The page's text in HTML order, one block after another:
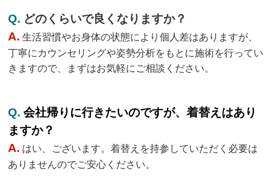
Q. どのくらいで良くなりますか？
A. 生活習慣やお身体の状態により個人差はありますが、
丁寧にカウンセリングや姿勢分析をもとに施術を行ってい
きますので、まずはお気軽にご相談ください。
Q.会社帰りに行きたいのですが、着替えはあり
ますか？
A. はい、ございます。着替えを持参していただく必要は
ありませんのでご安心ください。